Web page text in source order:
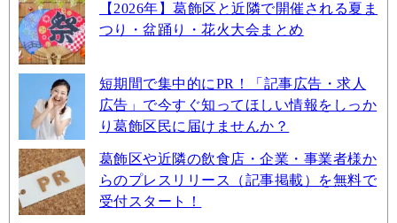
【2026年】葛飾区と近隣で開催される夏ま
つり・盆踊り・花火大会まとめ
短期間で集中的にPR！「記事広告・求人
広告」で今すぐ知ってほしい情報をしっか
り葛飾区民に届けませんか？
葛飾区や近隣の飲食店・企業・事業者様か
らのプレスリリース（記事掲載）を無料で
受付スタート！